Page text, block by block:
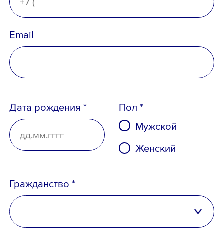
Ознакомлен с
Политикой
конфиденциальности,
резерваисогласен
персональных данных
Email
Дата рождения *
Пол *
Мужской
Женский
Гражданство *